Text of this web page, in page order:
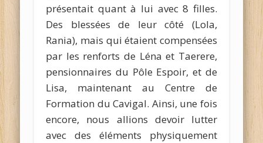
présentait quant à lui avec 8 filles.
Des blessées de leur côté (Lola,
Rania), mais qui étaient compensées
par les renforts de Léna et Taerere,
pensionnaires du Pôle Espoir, et de
Lisa, maintenant au Centre de
Formation du Cavigal. Ainsi, une fois
encore, nous allions devoir lutter
avec des éléments physiquement